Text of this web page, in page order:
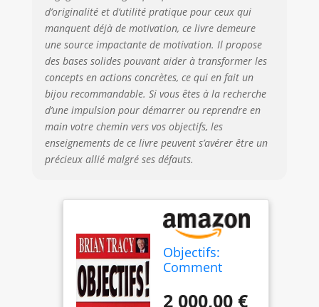
d’originalité et d’utilité pratique pour ceux qui
manquent déjà de motivation, ce livre demeure
une source impactante de motivation. Il propose
des bases solides pouvant aider à transformer les
concepts en actions concrètes, ce qui en fait un
bijou recommandable. Si vous êtes à la recherche
d’une impulsion pour démarrer ou reprendre en
main votre chemin vers vos objectifs, les
enseignements de ce livre peuvent s’avérer être un
précieux allié malgré ses défauts.
Objectifs:
Comment
que vous
2 000,00 €